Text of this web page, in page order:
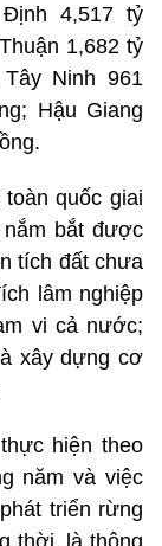
4,517 tỷ
1,682 tỷ
Ninh 961
Hậu Giang
quốc giai
nắm bắt được
tích đất chưa
lâm nghiệp
vi cả nước;
xây dựng cơ
hiện theo
năm và việc
triển rừng
thời, là thông